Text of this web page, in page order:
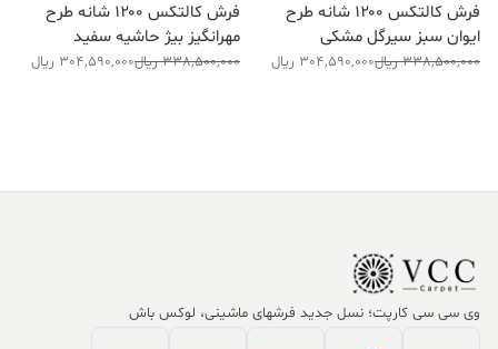
فرش کالتکس ۱۲۰۰ شانه طرح
ایوان سبز سیرگل مشکی
338,500,000 ریال
قیمت
304,590,000 ریال
قیمت
فرش کالتکس ۱۲۰۰ شانه طرح
مهرانگیز بیژ حاشیه سفید
338,500,000 ریال
قیمت
304,590,000 ریال
قیمت
وی سی سی کارپت؛ نسل جدید فرشهای ماشینی، لوکس باش